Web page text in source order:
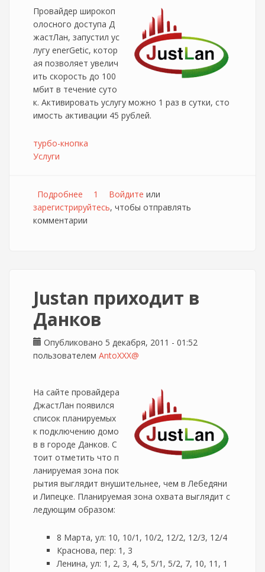
Провайдер широкоп
олосного доступа Д
жастЛан, запустил ус
лугу enerGetic, котор
ая позволяет увелич
ить скорость до 100
мбит в течение суто
к. Активировать услугу можно 1 раз в сутки, сто
имость активации 45 рублей.
турбо-кнопка
Услуги
Подробнее о ДжастЛан подсадит пользователей на
"энергетик"
1 Войдите или
зарегистрируйтесь, чтобы отправлять
комментарии
Justan приходит в
Данков
Опубликовано 5 декабря, 2011 - 01:52
пользователем AntoXXX@
На сайте провайдера
ДжастЛан появился
список планируемых
к подключению домо
в в городе Данков. С
тоит отметить что п
ланируемая зона пок
рытия выглядит внушительнее, чем в Лебедяни
и Липецке. Планируемая зона охвата выглядит с
ледующим образом:
8 Марта, ул: 10, 10/1, 10/2, 12/2, 12/3, 12/4
Краснова, пер: 1, 3
Ленина, ул: 1, 2, 3, 4, 5, 5/1, 5/2, 7, 10, 11, 1